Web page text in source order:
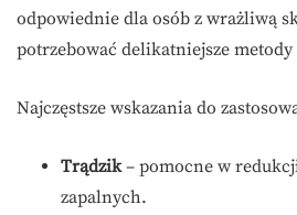
odpowiednie dla osób z wrażliwą
potrzebować delikatniejsze
Najczęstsze wskazania do
Trądzik– pomocne w
zapalnych.